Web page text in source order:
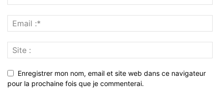
Enregistrer mon nom, email et site web dans ce navigateur
pour la prochaine fois que je commenterai.